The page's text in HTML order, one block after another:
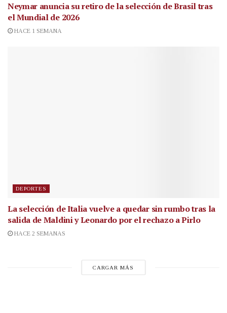
Neymar anuncia su retiro de la selección de Brasil tras
el Mundial de 2026
HACE 1 SEMANA
DEPORTES
La selección de Italia vuelve a quedar sin rumbo tras la
salida de Maldini y Leonardo por el rechazo a Pirlo
HACE 2 SEMANAS
CARGAR MÁS